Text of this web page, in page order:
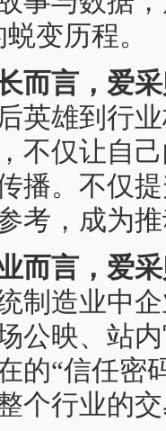
变历程。
而言，爱
英雄到行
不仅让自
播。不仅
考，成为
而言，爱
制造业中
公映、站
的“信任密
个行业的